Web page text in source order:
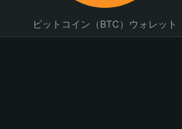
ビットコイン（BTC）ウォレット